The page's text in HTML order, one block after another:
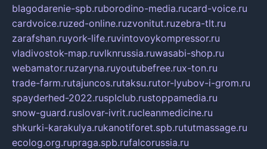
blagodarenie-spb.ruborodino-media.rucard-voice.ru
cardvoice.ruzed-online.ruzvonitut.ruzebra-tlt.ru
zarafshan.ruyork-life.ruvintovoykompressor.ru
vladivostok-map.ruvlknrussia.ruwasabi-shop.ru
webamator.ruzaryna.ruyoutubefree.rux-ton.ru
trade-farm.rutajuncos.rutaksu.rutor-lyubov-i-grom.ru
spayderhed-2022.rusplclub.rustoppamedia.ru
snow-guard.ruslovar-ivrit.rucleanmedicine.ru
shkurki-karakulya.rukanotiforet.spb.rututmassage.ru
ecolog.org.rupraga.spb.rufalcorussia.ru